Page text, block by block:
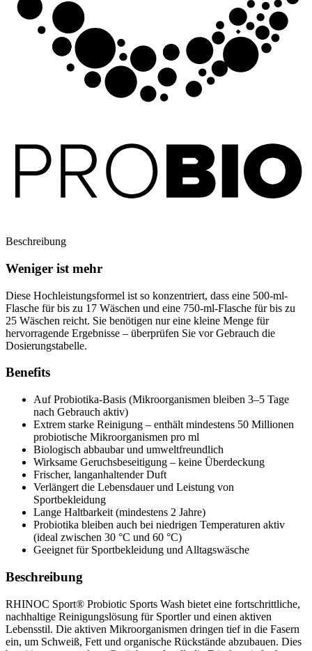
Beschreibung
Weniger ist mehr
Diese Hochleistungsformel ist so konzentriert, dass eine 500-ml-
Flasche für bis zu 17 Wäschen und eine 750-ml-Flasche für bis zu
25 Wäschen reicht. Sie benötigen nur eine kleine Menge für
hervorragende Ergebnisse – überprüfen Sie vor Gebrauch die
Dosierungstabelle.
Benefits
Auf Probiotika-Basis (Mikroorganismen bleiben 3–5 Tage
nach Gebrauch aktiv)
Extrem starke Reinigung – enthält mindestens 50 Millionen
probiotische Mikroorganismen pro ml
Biologisch abbaubar und umweltfreundlich
Wirksame Geruchsbeseitigung – keine Überdeckung
Frischer, langanhaltender Duft
Verlängert die Lebensdauer und Leistung von
Sportbekleidung
Lange Haltbarkeit (mindestens 2 Jahre)
Probiotika bleiben auch bei niedrigen Temperaturen aktiv
(ideal zwischen 30 °C und 60 °C)
Geeignet für Sportbekleidung und Alltagswäsche
Beschreibung
RHINOC Sport® Probiotic Sports Wash bietet eine fortschrittliche,
nachhaltige Reinigungslösung für Sportler und einen aktiven
Lebensstil. Die aktiven Mikroorganismen dringen tief in die Fasern
ein, um Schweiß, Fett und organische Rückstände abzubauen. Dies